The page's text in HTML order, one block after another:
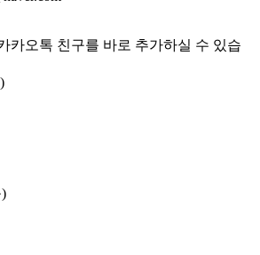
카오톡 친구를 바로 추가하실 수 있습